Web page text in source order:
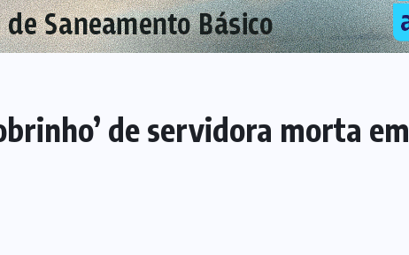
de servidora morta